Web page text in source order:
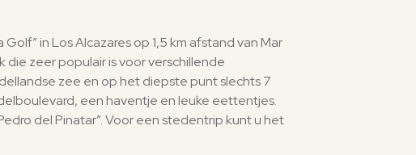
in Los Alcazares op 1,5 km afstand van Mar
zeer populair is voor verschillende
zee en op het diepste punt slechts 7
een haventje en leuke eettentjes.
del Pinatar”. Voor een stedentrip kunt u het